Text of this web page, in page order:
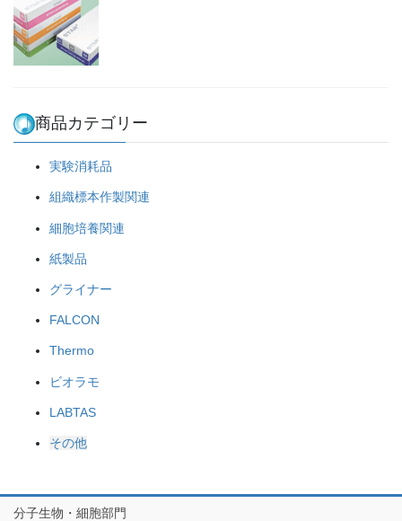
商品カテゴリー
実験消耗品
組織標本作製関連
細胞培養関連
紙製品
グライナー
FALCON
Thermo
ビオラモ
LABTAS
その他
分子生物・細胞部門